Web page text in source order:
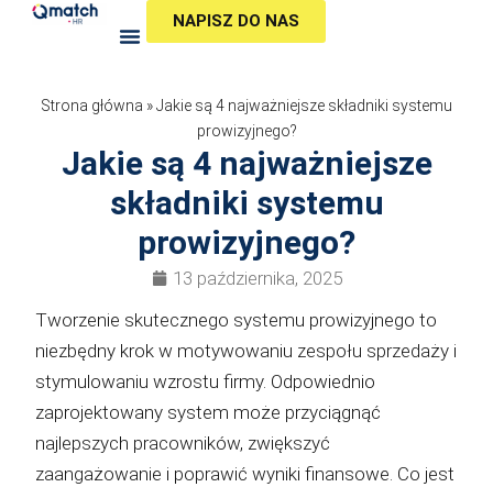
Przejdź
NAPISZ DO NAS
Strona główna »Jakie są 4 najważniejsze składniki systemu
prowizyjnego?
Jakie są 4 najważniejsze
składniki systemu
prowizyjnego?
13 października, 2025
Tworzenie skutecznego systemu prowizyjnego to
niezbędny krok w motywowaniu zespołu sprzedaży i
stymulowaniu wzrostu firmy. Odpowiednio
zaprojektowany system może przyciągnąć
najlepszych pracowników, zwiększyć
zaangażowanie i poprawić wyniki finansowe. Co jest